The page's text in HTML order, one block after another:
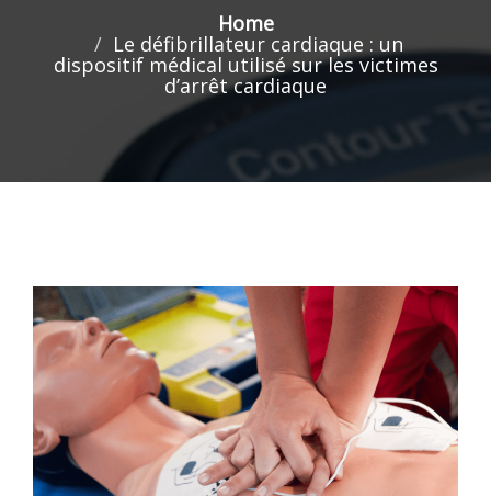
Home
Le défibrillateur cardiaque : un
dispositif médical utilisé sur les victimes
d’arrêt cardiaque